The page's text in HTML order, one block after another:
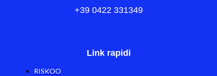
+39 0422 331349
Link rapidi
RISKOO